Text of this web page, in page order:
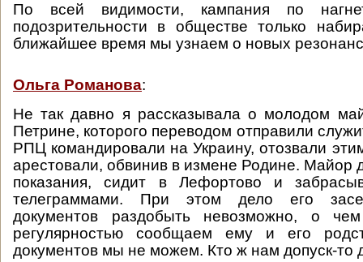
По всей видимости, кампания по
подозрительности в обществе только
ближайшее время мы узнаем о новых
Ольга Романова:
Не так давно я рассказывала о молодом
Петрине, которого переводом отправили
РПЦ командировали на Украину, отозвали
арестовали, обвинив в измене Родине. Майор
показания, сидит в Лефортово и
телеграммами. При этом дело его
документов раздобыть невозможно, о
регулярностью сообщаем ему и его
документов мы не можем. Кто ж нам допуск-то